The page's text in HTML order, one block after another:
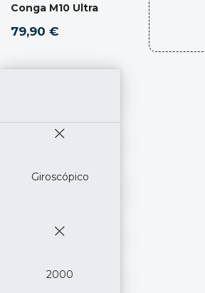
Conga M10 Ultra
79,90 €
Giroscópico
2000